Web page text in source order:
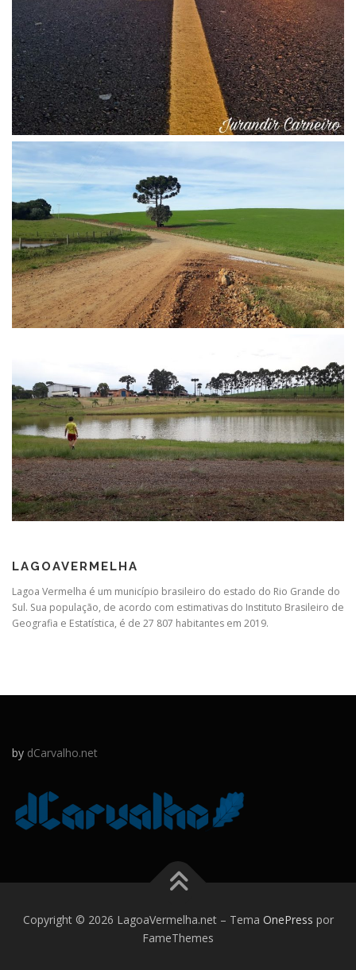
LAGOAVERMELHA
Lagoa Vermelha é um município brasileiro do estado do Rio Grande do
Sul. Sua população, de acordo com estimativas do Instituto Brasileiro de
Geografia e Estatística, é de 27 807 habitantes em 2019.
by dCarvalho.net
Copyright © 2026 LagoaVermelha.net – Tema OnePress por
FameThemes